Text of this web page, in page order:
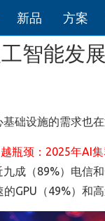
新品 方案
智能发
础设施的需求也
越瓶颈： 2025年AI集
成（89%）电信
的GPU （49%）和